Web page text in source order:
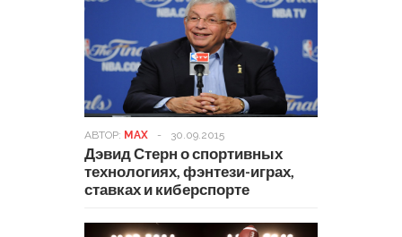
АВТОР: MAX - 30.09.2015
Дэвид Стерн о спортивных
технологиях, фэнтези-играх,
ставках и киберспорте